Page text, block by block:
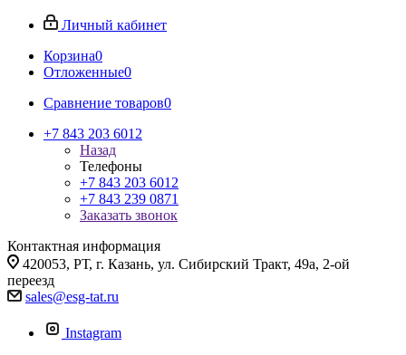
Личный кабинет
Корзина0
Отложенные0
Сравнение товаров0
+7 843 203 6012
Назад
Телефоны
+7 843 203 6012
+7 843 239 0871
Заказать звонок
Контактная информация
420053, РТ, г. Казань, ул. Сибирский Тракт, 49а, 2-ой
переезд
sales@esg-tat.ru
Instagram